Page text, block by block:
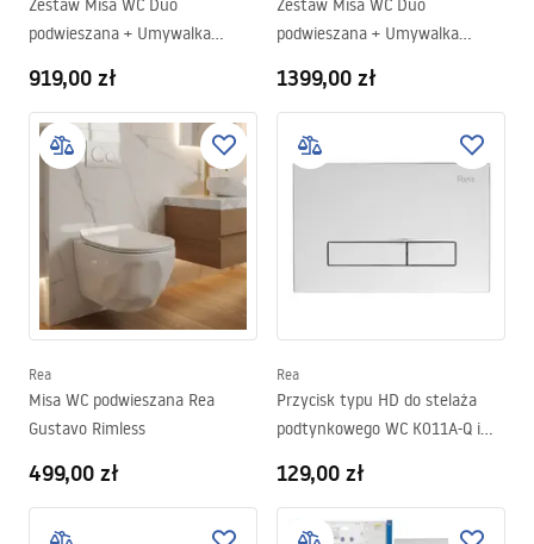
Zestaw Misa WC Duo
podwieszana + Umywalka
919,00 zł
Zestaw Misa WC Duo
podwieszana + Umywalka
Matt
1399,00 zł
Rea
Misa WC podwieszana Rea
Gustavo Rimless
499,00 zł
Rea
Przycisk typu HD do stelaża
podtynkowego WC K011A-Q i
129,00 zł